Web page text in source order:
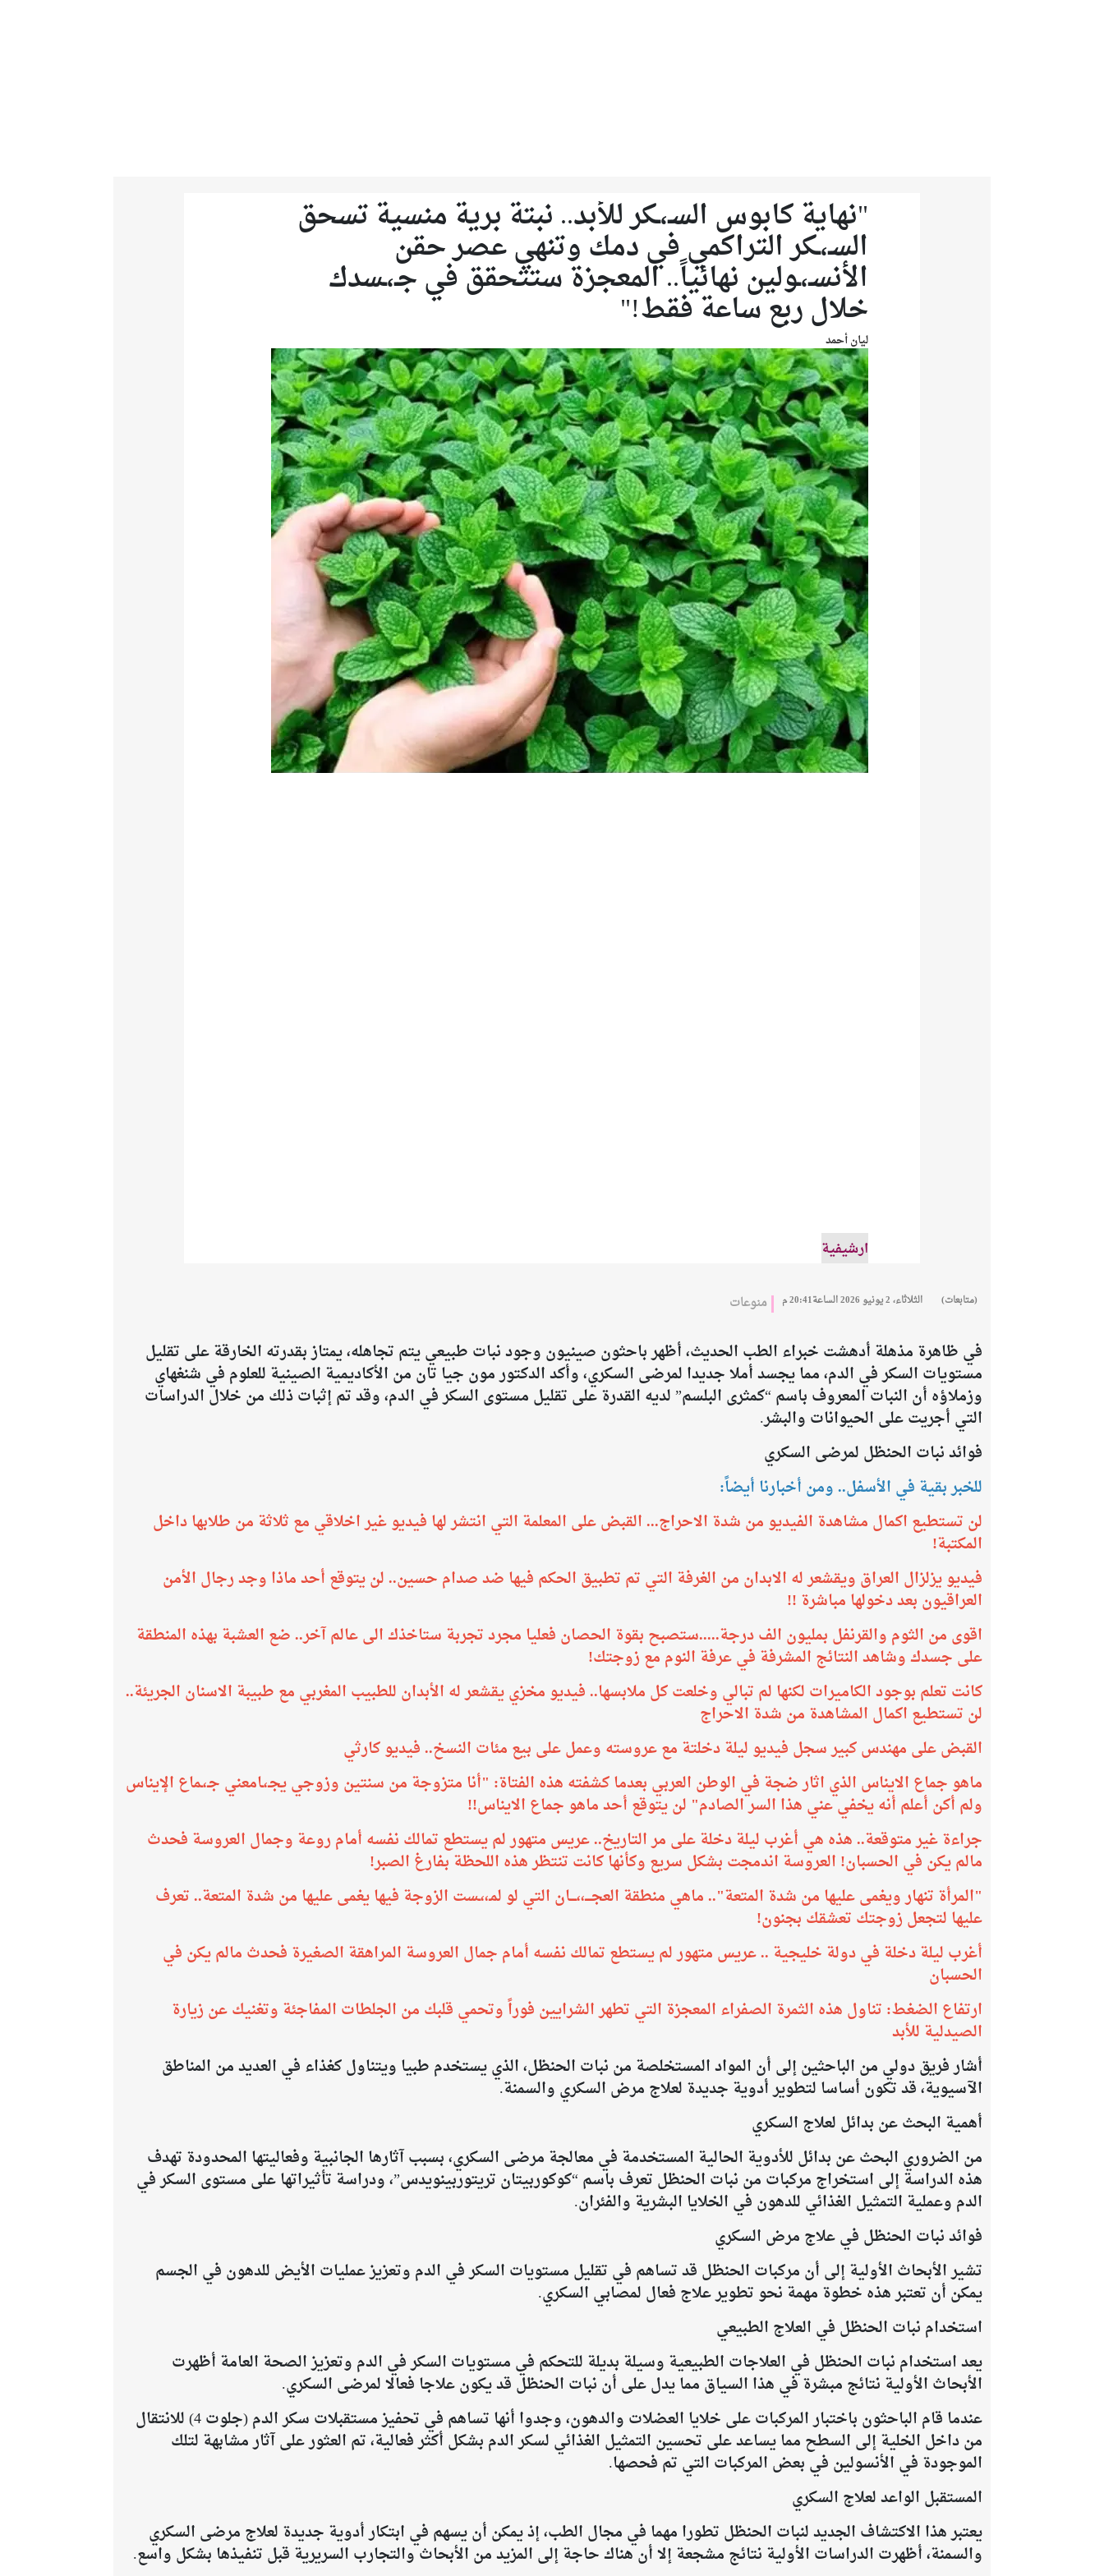
​"نهاية كابوس السـ،ـكر للأبد.. نبتة برية منسية تسحق
السـ،ـكر التراكمي في دمك وتنهي عصر حقن
الأنسـ،ـولين نهائياً.. المعجزة ستتحقق في جـ،ـسدك
خلال ربع ساعة فقط!"
ليان أحمد
ارشيفية
(متابعات) الثلاثاء، 2 يونيو 2026 الساعة20:41 م منوعات
في ظاهرة مذهلة أدهشت خبراء الطب الحديث، أظهر باحثون صينيون وجود نبات طبيعي يتم تجاهله، يمتاز بقدرته الخارقة على تقليل
مستويات السكر في الدم، مما يجسد أملا جديدا لمرضى السكري، وأكد الدكتور مون جيا تان من الأكاديمية الصينية للعلوم في شنغهاي
وزملاؤه أن النبات المعروف باسم “كمثرى البلسم” لديه القدرة على تقليل مستوى السكر في الدم، وقد تم إثبات ذلك من خلال الدراسات
التي أجريت على الحيوانات والبشر.
فوائد نبات الحنظل لمرضى السكري
للخبر بقية في الأسفل.. ومن أخبارنا أيضاً:
لن تستطيع اكمال مشاهدة الفيديو من شدة الاحراج... القبض على المعلمة التي انتشر لها فيديو غير اخلاقي مع ثلاثة من طلابها داخل
المكتبة!
فيديو يزلزال العراق ويقشعر له الابدان من الغرفة التي تم تطبيق الحكم فيها ضد صدام حسين.. لن يتوقع أحد ماذا وجد رجال الأمن
العراقيون بعد دخولها مباشرة !!
اقوى من الثوم والقرنفل بمليون الف درجة.....ستصبح بقوة الحصان فعليا مجرد تجربة ستاخذك الى عالم آخر.. ضع العشبة بهذه المنطقة
على جسدك وشاهد النتائج المشرفة في عرفة النوم مع زوجتك!
كانت تعلم بوجود الكاميرات لكنها لم تبالي وخلعت كل ملابسها.. فيديو مخزي يقشعر له الأبدان للطبيب المغربي مع طبيبة الاسنان الجريئة..
لن تستطيع اكمال المشاهدة من شدة الاحراج
القبض على مهندس كبير سجل فيديو ليلة دخلتة مع عروسته وعمل على بيع مئات النسخ.. فيديو كارثي
ماهو جماع الايناس الذي اثار ضجة في الوطن العربي بعدما كشفته هذه الفتاة: "أنا متزوجة من سنتين وزوجي يجـ،ـامعني جـ،ـماع الإيناس
ولم أكن أعلم أنه يخفي عني هذا السر الصادم" لن يتوقع أحد ماهو جماع الايناس!!
جراءة غير متوقعة.. هذه هي أغرب ليلة دخلة على مر التاريخ.. عريس متهور لم يستطع تمالك نفسه أمام روعة وجمال العروسة فحدث
مالم يكن في الحسبان! العروسة اندمجت بشكل سريع وكأنها كانت تنتظر هذه اللحظة بفارغ الصبر!
​"المرأة تنهار ويغمى عليها من شدة المتعة".. ماهي منطقة العجــــ،،ــــان التي لو لمـ،،ـست الزوجة فيها يغمى عليها من شدة المتعة.. تعرف
عليها لتجعل زوجتك تعشقك بجنون!
أغرب ليلة دخلة في دولة خليجية .. عريس متهور لم يستطع تمالك نفسه أمام جمال العروسة المراهقة الصغيرة فحدث مالم يكن في
الحسبان
ارتفاع الضغط: تناول هذه الثمرة الصفراء المعجزة التي تطهر الشرايين فوراً وتحمي قلبك من الجلطات المفاجئة وتغنيك عن زيارة
الصيدلية للأبد
أشار فريق دولي من الباحثين إلى أن المواد المستخلصة من نبات الحنظل، الذي يستخدم طبيا ويتناول كغذاء في العديد من المناطق
الآسيوية، قد تكون أساسا لتطوير أدوية جديدة لعلاج مرض السكري والسمنة.
أهمية البحث عن بدائل لعلاج السكري
من الضروري البحث عن بدائل للأدوية الحالية المستخدمة في معالجة مرضى السكري، بسبب آثارها الجانبية وفعاليتها المحدودة تهدف
هذه الدراسة إلى استخراج مركبات من نبات الحنظل تعرف باسم “كوكوربيتان تريتوربينويدس”، ودراسة تأثيراتها على مستوى السكر في
الدم وعملية التمثيل الغذائي للدهون في الخلايا البشرية والفئران.
فوائد نبات الحنظل في علاج مرض السكري
تشير الأبحاث الأولية إلى أن مركبات الحنظل قد تساهم في تقليل مستويات السكر في الدم وتعزيز عمليات الأيض للدهون في الجسم
يمكن أن تعتبر هذه خطوة مهمة نحو تطوير علاج فعال لمصابي السكري.
استخدام نبات الحنظل في العلاج الطبيعي
يعد استخدام نبات الحنظل في العلاجات الطبيعية وسيلة بديلة للتحكم في مستويات السكر في الدم وتعزيز الصحة العامة أظهرت
الأبحاث الأولية نتائج مبشرة في هذا السياق مما يدل على أن نبات الحنظل قد يكون علاجا فعالا لمرضى السكري.
عندما قام الباحثون باختبار المركبات على خلايا العضلات والدهون، وجدوا أنها تساهم في تحفيز مستقبلات سكر الدم (جلوت 4) للانتقال
من داخل الخلية إلى السطح مما يساعد على تحسين التمثيل الغذائي لسكر الدم بشكل أكثر فعالية، تم العثور على آثار مشابهة لتلك
الموجودة في الأنسولين في بعض المركبات التي تم فحصها.
المستقبل الواعد لعلاج السكري
يعتبر هذا الاكتشاف الجديد لنبات الحنظل تطورا مهما في مجال الطب، إذ يمكن أن يسهم في ابتكار أدوية جديدة لعلاج مرضى السكري
والسمنة، أظهرت الدراسات الأولية نتائج مشجعة إلا أن هناك حاجة إلى المزيد من الأبحاث والتجارب السريرية قبل تنفيذها بشكل واسع.